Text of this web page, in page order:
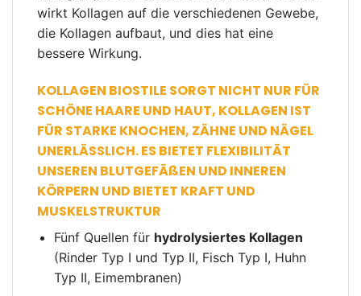
wirkt Kollagen auf die verschiedenen Gewebe,
die Kollagen aufbaut, und dies hat eine
bessere Wirkung.
KOLLAGEN BIOSTILE SORGT NICHT NUR FÜR
SCHÖNE HAARE UND HAUT, KOLLAGEN IST
FÜR STARKE KNOCHEN, ZÄHNE UND NÄGEL
UNERLÄSSLICH. ES BIETET FLEXIBILITÄT
UNSEREN BLUTGEFÄßEN UND INNEREN
KÖRPERN UND BIETET KRAFT UND
MUSKELSTRUKTUR
Fünf Quellen für hydrolysiertes Kollagen
(Rinder Typ I und Typ II, Fisch Typ I, Huhn
Typ II, Eimembranen)